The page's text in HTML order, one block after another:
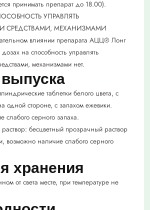
принимать препарат до 18.00).
УПРАВЛЯТЬ
СРЕДСТВАМИ, МЕХАНИЗМАМИ
влиянии препарата АЦЦ® Лонг
на способность управлять
механизмами нет.
таблетки белого цвета, с
одной стороне, с запахом ежевики.
слабого серного запаха.
бесцветный прозрачный раствор
возможно наличие слабого серного
хранения
от света месте, при температуре не